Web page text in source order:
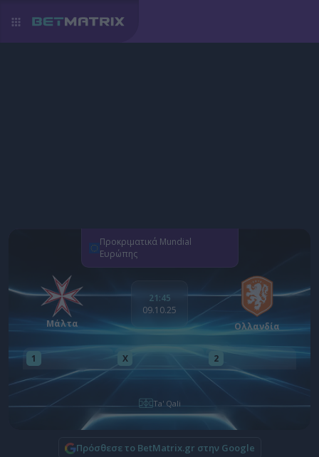
Προκριματικά Mundial
Ευρώπης
Μάλτα
21:45
09.10.25
Ολλανδία
1 X 2
Ta' Qali
Πρόσθεσε το BetMatrix.gr στην Google